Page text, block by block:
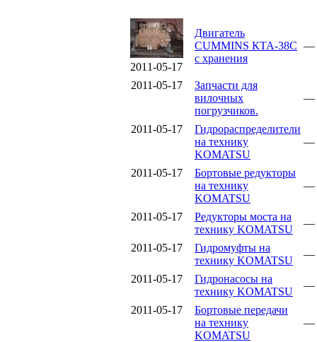
2011-05-17
Двигатель
CUMMINS КТА-38С
с хранения
—
2011-05-17
Запчасти для
вилочных
погрузчиков.
—
2011-05-17
Гидрораспределители
на технику
KOMATSU
—
2011-05-17
Бортовые редукторы
на технику
KOMATSU
—
2011-05-17
Редукторы моста на
технику KOMATSU
—
2011-05-17
Гидромуфты на
технику KOMATSU
—
2011-05-17
Гидронасосы на
технику KOMATSU
—
2011-05-17
Бортовые передачи
на технику
KOMATSU
—